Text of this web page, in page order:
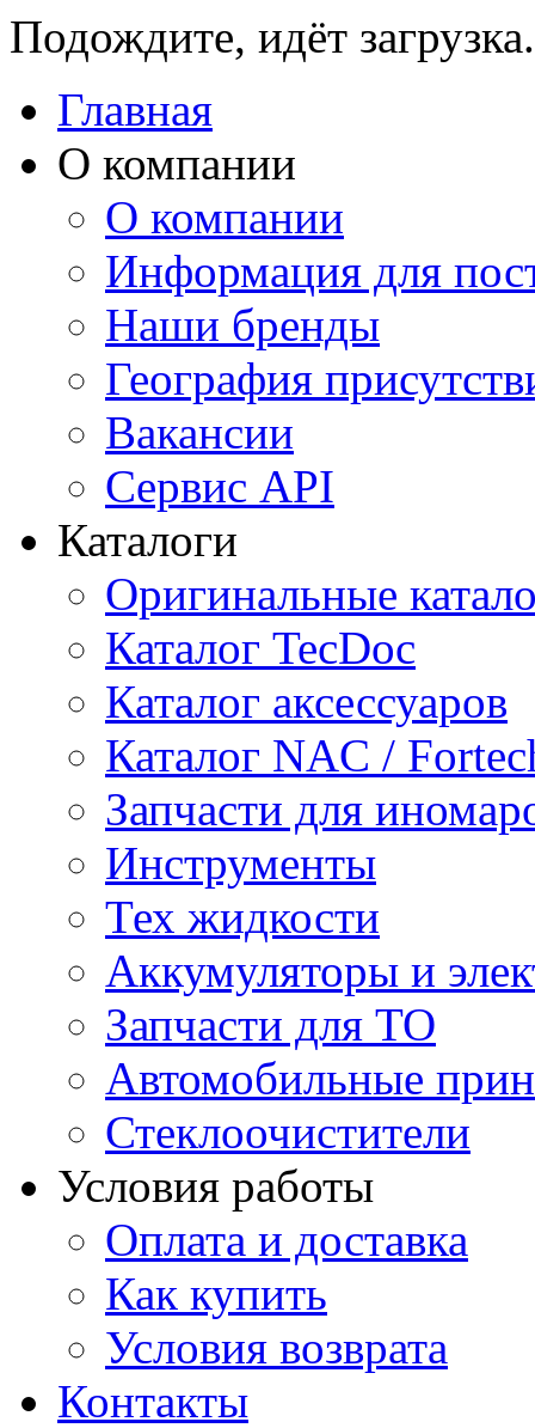
Подождите, идёт
Главная
О компании
О компании
Информация для
Наши бренды
География
Вакансии
Сервис API
Каталоги
Оригинальные
Каталог TecDoc
Каталог аксессуаров
Каталог NAC /
Запчасти для
Инструменты
Тех жидкости
Аккумуляторы и
Запчасти для ТО
Автомобильные
Стеклоочистители
Условия работы
Оплата и доставка
Как купить
Условия возврата
Контакты